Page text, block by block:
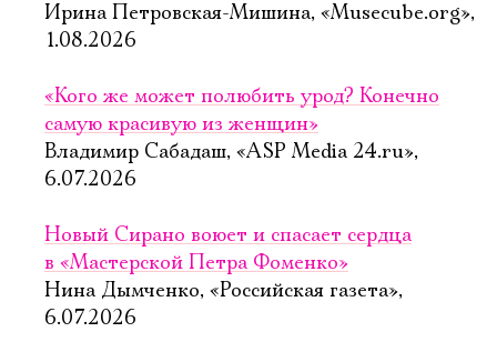
Ирина Петровская-Мишина, «Musecube.org»,
1.08.2026
«Кого же может полюбить урод? Конечно
самую красивую из женщин»
Владимир Сабадаш, «ASP Media 24.ru»,
6.07.2026
Новый Сирано воюет и спасает сердца
в «Мастерской Петра Фоменко»
Нина Дымченко, «Российская газета»,
6.07.2026